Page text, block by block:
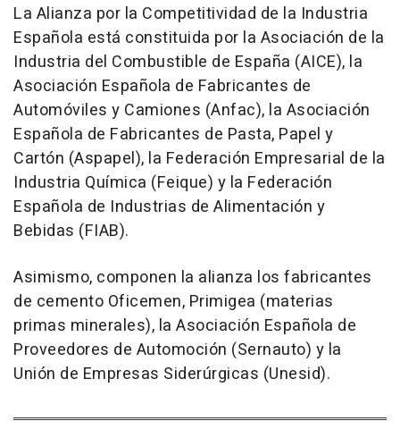
La Alianza por la Competitividad de la Industria
Española está constituida por la Asociación de la
Industria del Combustible de España (AICE), la
Asociación Española de Fabricantes de
Automóviles y Camiones (Anfac), la Asociación
Española de Fabricantes de Pasta, Papel y
Cartón (Aspapel), la Federación Empresarial de la
Industria Química (Feique) y la Federación
Española de Industrias de Alimentación y
Bebidas (FIAB).
Asimismo, componen la alianza los fabricantes
de cemento Oficemen, Primigea (materias
primas minerales), la Asociación Española de
Proveedores de Automoción (Sernauto) y la
Unión de Empresas Siderúrgicas (Unesid).